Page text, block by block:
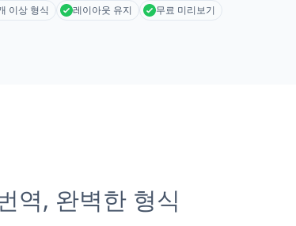
이상 형식 레이아웃 유지 무료 미리보기
역, 완벽한 형식